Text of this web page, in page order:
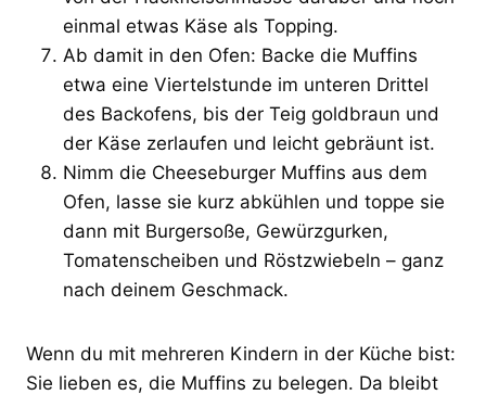
einmal etwas Käse als Topping.
Ab damit in den Ofen: Backe die Muffins
etwa eine Viertelstunde im unteren Drittel
des Backofens, bis der Teig goldbraun und
der Käse zerlaufen und leicht gebräunt ist.
Nimm die Cheeseburger Muffins aus dem
Ofen, lasse sie kurz abkühlen und toppe sie
dann mit Burgersoße, Gewürzgurken,
Tomatenscheiben und Röstzwiebeln – ganz
nach deinem Geschmack.
Wenn du mit mehreren Kindern in der Küche bist:
Sie lieben es, die Muffins zu belegen. Da bleibt